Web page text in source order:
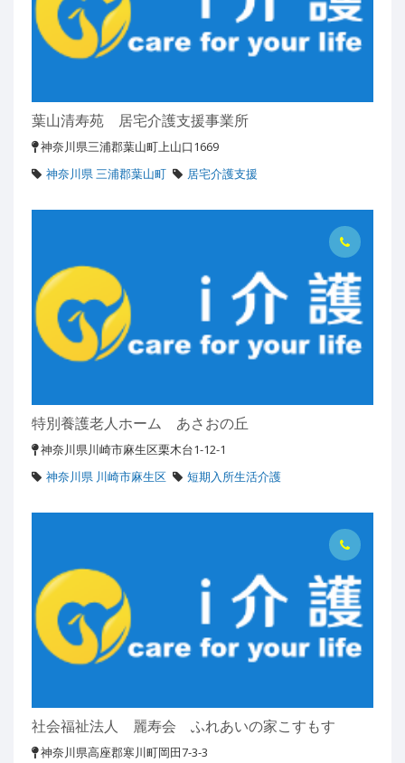
葉山清寿苑 居宅介護支援事業所
神奈川県三浦郡葉山町上山口1669
神奈川県 三浦郡葉山町
居宅介護支援
特別養護老人ホーム あさおの丘
神奈川県川崎市麻生区栗木台1-12-1
神奈川県 川崎市麻生区
短期入所生活介護
社会福祉法人 麗寿会 ふれあいの家こすもす
神奈川県高座郡寒川町岡田7-3-3